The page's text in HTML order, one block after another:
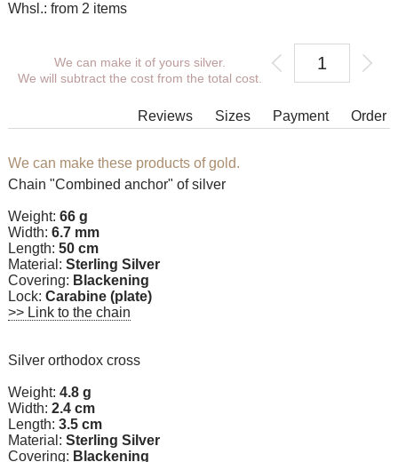
Whsl.: from 2 items
We can make it of yours silver.
We will subtract the cost from the total cost.
Reviews Order
Payment
Sizes
We can make these products of gold.
Chain "Combined anchor" of silver
Weight: 66 g
Width: 6.7 mm
Length: 50 cm
Material: Sterling Silver
Covering: Blackening
Lock: Carabine (plate)
>> Link to the chain
Silver orthodox cross
Weight: 4.8 g
Width: 2.4 cm
Length: 3.5 cm
Material: Sterling Silver
Covering: Blackening